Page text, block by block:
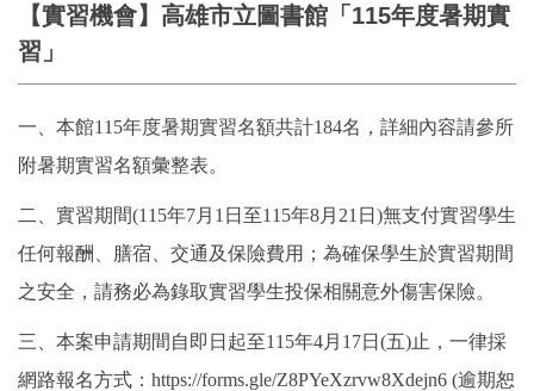
【實習機會】高雄市立圖書館「115年度暑期實
習」
一、本館115年度暑期實習名額共計184名，詳細內容請參所
附暑期實習名額彙整表。
二、實習期間(115年7月1日至115年8月21日)無支付實習學生
任何報酬、膳宿、交通及保險費用；為確保學生於實習期間
之安全，請務必為錄取實習學生投保相關意外傷害保險。
三、本案申請期間自即日起至115年4月17日(五)止，一律採
網路報名方式：https://forms.gle/Z8PYeXzrvw8Xdejn6 (逾期恕